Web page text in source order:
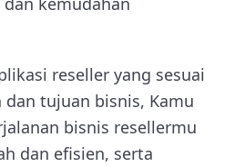
reseller yang sesuai
tujuan bisnis, Kamu
bisnis resellermu
dan efisien, serta